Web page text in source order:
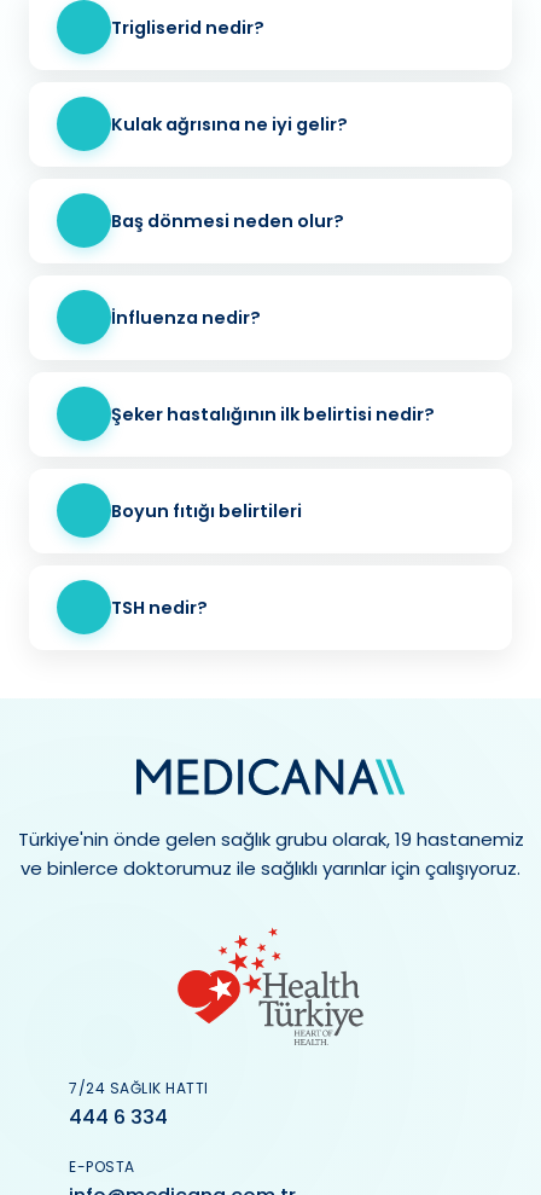
Trigliserid nedir?
Kulak ağrısına ne iyi gelir?
Baş dönmesi neden olur?
İnfluenza nedir?
Şeker hastalığının ilk belirtisi nedir?
Boyun fıtığı belirtileri
TSH nedir?
Türkiye'nin önde gelen sağlık grubu olarak, 19 hastanemiz
ve binlerce doktorumuz ile sağlıklı yarınlar için çalışıyoruz.
7/24 SAĞLIK HATTI
444 6 334
E-POSTA